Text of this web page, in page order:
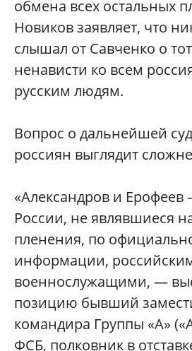
обмена всех остальных
Новиков заявляет, что
слышал от Савченко о
ненависти ко всем
русским людям.
Вопрос о дальнейшей
россиян выглядит
«Александров и
России, не являвшиеся
пленения, по
информации,
военнослужащими, —
позицию бывший
командира Группы «А»
ФСБ, полковник в